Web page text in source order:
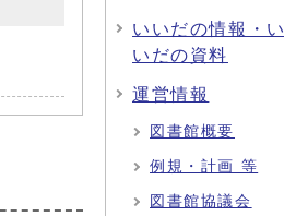
いいだの情報・い
いだの資料
運営情報
図書館概要
例規・計画 等
図書館協議会